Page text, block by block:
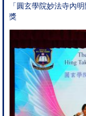
「圓玄學院妙法寺內
獎